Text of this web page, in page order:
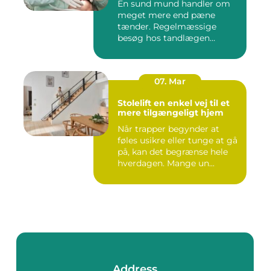
En sund mund handler om
meget mere end pæne
tænder. Regelmæssige
besøg hos tandlægen
07. Mar
Stolelift en enkel vej til et
mere tilgængeligt hjem
Når trapper begynder at
føles usikre eller tunge at gå
på, kan det begrænse hele
hverdagen. Mange un...